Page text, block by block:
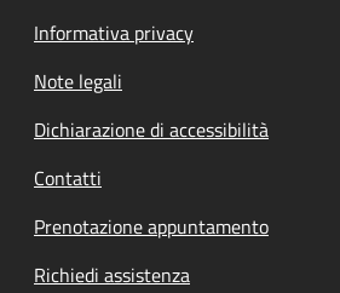
Informativa privacy
Note legali
Dichiarazione di accessibilità
Contatti
Prenotazione appuntamento
Richiedi assistenza